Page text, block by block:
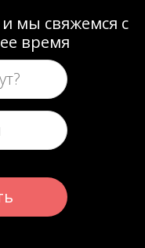
мы свяжемся с
время